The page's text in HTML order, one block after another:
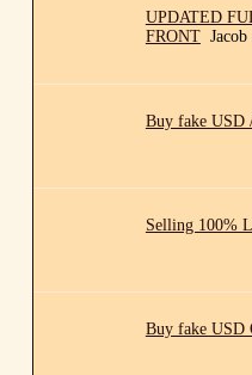
UPDATED
FRONT Jacob
Buy fake USD
Selling 100%
Buy fake USD